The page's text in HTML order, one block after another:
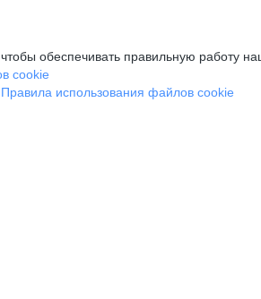
обеспечивать правильную работу
cookie
Правила использования файлов cookie